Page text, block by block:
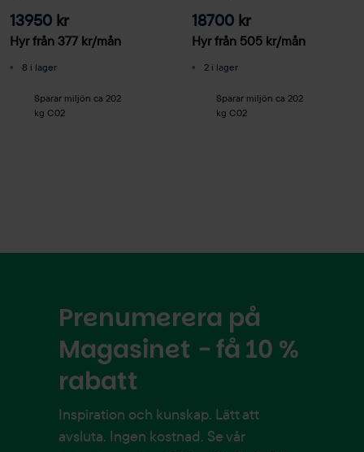
13950 kr
Hyr från 377 kr/mån
8 i lager
Sparar miljön ca 202
kg C02
18700 kr
Hyr från 505 kr/mån
2 i lager
Sparar miljön ca 202
kg C02
Prenumerera på
Magasinet - få 10 %
rabatt
Inspiration och kunskap. Lätt att
avsluta. Ingen kostnad. Se vår